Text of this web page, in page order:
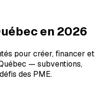
en 2026
pour créer, financer et
— subventions,
des PME.